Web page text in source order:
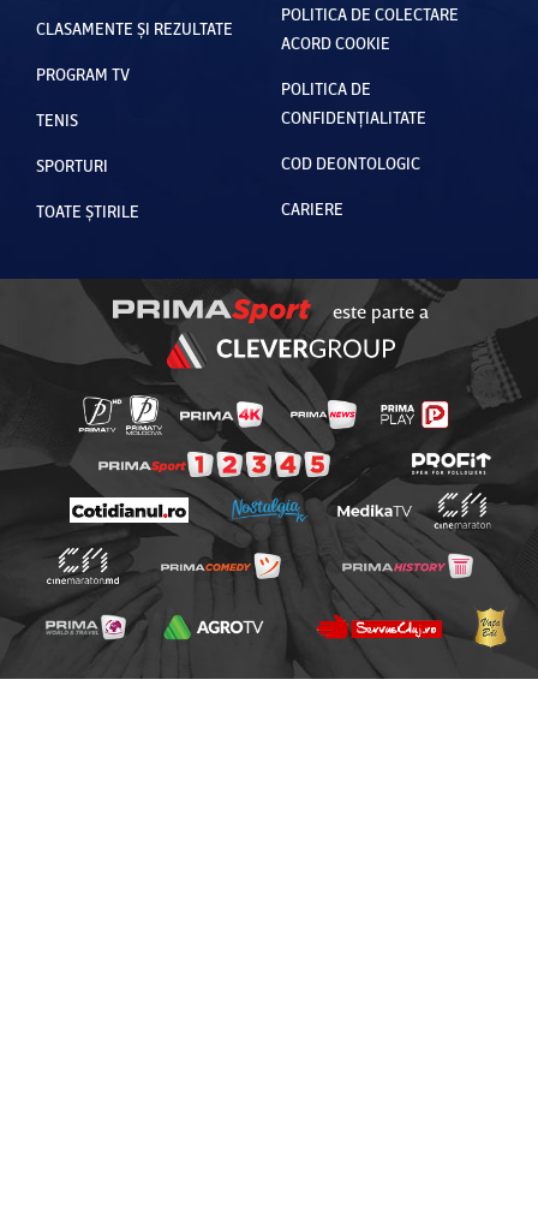
CLASAMENTE ȘI REZULTATE
PROGRAM TV
TENIS
SPORTURI
TOATE ȘTIRILE
POLITICA DE COLECTARE
ACORD COOKIE
POLITICA DE
CONFIDENȚIALITATE
COD DEONTOLOGIC
CARIERE
este parte a